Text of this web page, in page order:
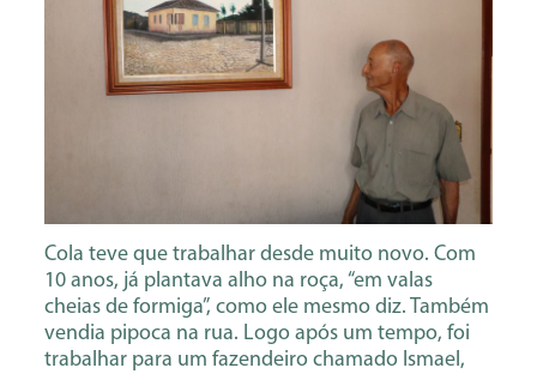
Cola teve que trabalhar desde muito novo. Com
10 anos, já plantava alho na roça, “em valas
cheias de formiga”, como ele mesmo diz. Também
vendia pipoca na rua. Logo após um tempo, foi
trabalhar para um fazendeiro chamado Ismael,